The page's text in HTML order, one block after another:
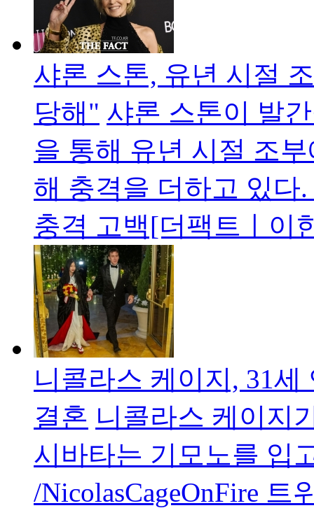
샤론 스톤, 유년 시절
당해" 샤론 스톤이 발
을 통해 유년 시절 조
해 충격을 더하고 있다
충격 고백[더팩트ㅣ이
니콜라스 케이지, 31
결혼 니콜라스 케이지
시바타는 기모노를 입
/NicolasCageOnFire